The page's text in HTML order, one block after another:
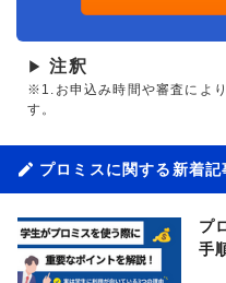
▶ 注釈
※1.お申込み時間や審査によ
す。
プロミスに関する新着記
プ
手